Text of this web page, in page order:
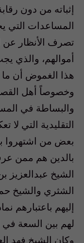
إثباته من دون
المساعدات التي
تصرف الأنظار عن
أموالهم، والذي
هذا الغموض أن ما
وخصوصاً أهل
والبساطة في
التقليدية التي
بعض من اشتهروا
بالدين هم ممن
الشيخ عبدالعزيز
الشثري والشيخ
إليهم باعتبارهم
لهم بين السعة
وكان الشيخ فهد